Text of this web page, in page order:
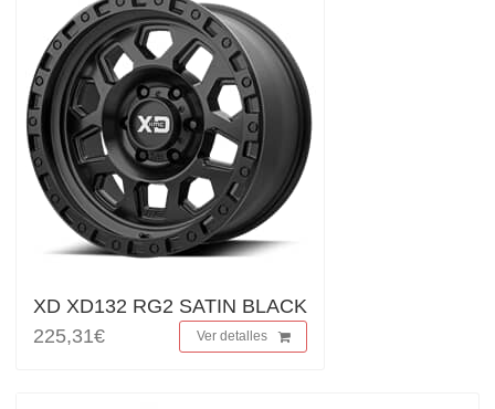
XD XD132 RG2 SATIN BLACK
225,31€
Ver detalles